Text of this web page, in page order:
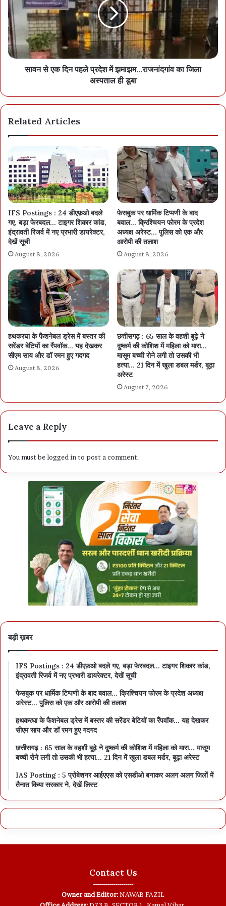
सावन से एक दिन पहले प्रदेश में झमाझम...राजनांदगांव का जिला
अस्पताल ही डूबा
Related Articles
IFS Postings : 24 डीएफ़ओ बदले
गए, बड़ा फेरबदल… टाइगर शिकार कांड,
इंद्रावती रिजर्व में नए प्रभारी डायरेक्टर,
देखें सूची
August 8, 2026
फेसबुक पर धार्मिक टिप्पणी के बाद
बवाल… क्रिश्चियन फोरम के प्रदेश
अध्यक्ष अरेस्ट… पुलिस को एक और
आरोपी की तलाश
August 8, 2026
हथकरघा के फैशनेबल ड्रेस में बस्तर की
सरेंडर बेटियों का रैंपवॉक… यह देखकर
सीएम साय और डॉ रमन हुए गदगद
August 8, 2026
छत्तीसगढ़ : 65 साल के वहशी बूढ़े ने
दुष्कर्म की कोशिश में महिला को मारा…
मासूम बच्ची रोने लगी तो उसकी भी
हत्या… 21 दिन में खुला डबल मर्डर, बूढ़ा
अरेस्ट
August 7, 2026
Leave a Reply
You must belogged in to post a comment.
बड़ी ख़बर
IFS Postings : 24 डीएफ़ओ बदले गए, बड़ा फेरबदल… टाइगर शिकार कांड,
इंद्रावती रिजर्व में नए प्रभारी डायरेक्टर, देखें सूची
फेसबुक पर धार्मिक टिप्पणी के बाद बवाल… क्रिश्चियन फोरम के प्रदेश अध्यक्ष
अरेस्ट… पुलिस को एक और आरोपी की तलाश
हथकरघा के फैशनेबल ड्रेस में बस्तर की सरेंडर बेटियों का रैंपवॉक… यह देखकर
सीएम साय और डॉ रमन हुए गदगद
छत्तीसगढ़ : 65 साल के वहशी बूढ़े ने दुष्कर्म की कोशिश में महिला को मारा… मासूम
बच्ची रोने लगी तो उसकी भी हत्या… 21 दिन में खुला डबल मर्डर, बूढ़ा अरेस्ट
IAS Posting : 5 प्रोबेशनर आईएएस को एसडीओ बनाकर अलग अलग जिलों में
तैनात किया सरकार ने, देखें लिस्ट
Contact Us
--------------------
Owner and Editor:NAWAB FAZIL